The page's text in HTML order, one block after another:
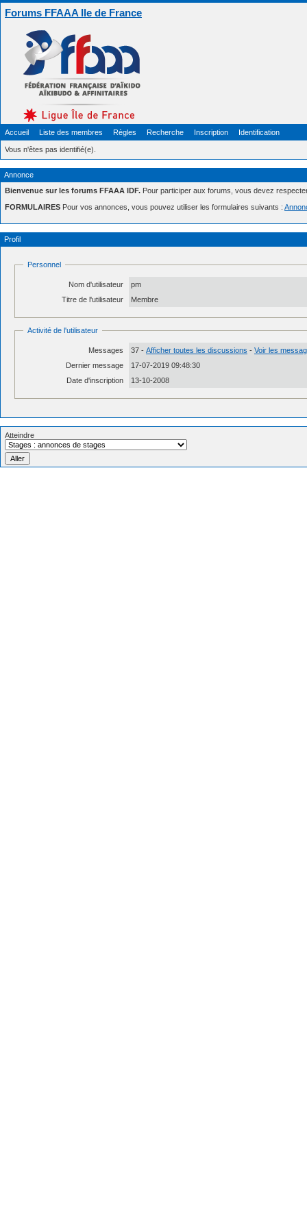
Forums FFAAA Ile de France
Accueil Liste des membres Règles Recherche Inscription Identification
Vous n'êtes pas identifié(e).
Annonce
Bienvenue sur les forums FFAAA IDF. Pour participer aux forums, vous devez
FORMULAIRES Pour vos annonces, vous pouvez utiliser les formulaires suivants :
Profil
Personnel
Nom d'utilisateur
pm
Titre de l'utilisateur
Membre
Activité de l'utilisateur
Messages 37 - Afficher toutes les discussions - Voir les
Dernier message
17-07-2019 09:48:30
Date d'inscription
13-10-2008
Atteindre